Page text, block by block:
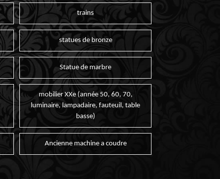
trains
statues de bronze
Statue de marbre
mobilier XXe (année 50, 60, 70,
luminaire, lampadaire, fauteuil, table
basse)
Ancienne machine a coudre